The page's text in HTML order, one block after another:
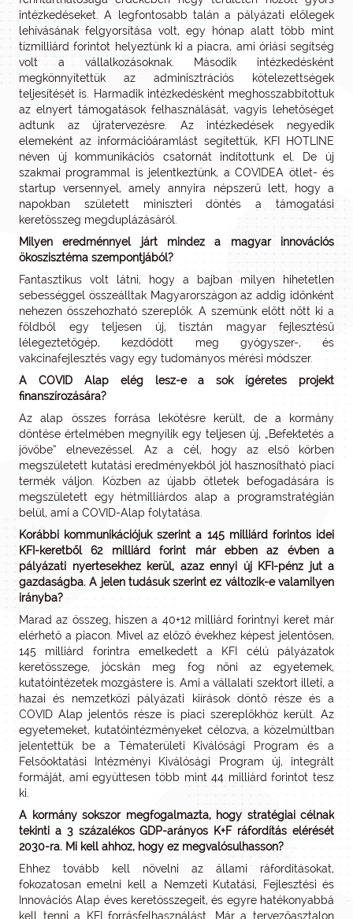
intézkedéseket. A legfontosabb talán a pályázati előlegek
lehívásának felgyorsítása volt, egy hónap alatt több mint
tízmilliárd forintot helyeztünk ki a piacra, ami óriási segítség
volt a vállalkozásoknak. Második intézkedésként
megkönnyítettük az adminisztrációs kötelezettségek
teljesítését is. Harmadik intézkedésként meghosszabbítottuk
az elnyert támogatások felhasználását, vagyis lehetőséget
adtunk az újratervezésre. Az intézkedések negyedik
elemeként az információáramlást segítettük, KFI HOTLINE
néven új kommunikációs csatornát indítottunk el. De új
szakmai programmal is jelentkeztünk, a COVIDEA ötlet- és
startup versennyel, amely annyira népszerű lett, hogy a
napokban született miniszteri döntés a támogatási
keretösszeg megduplázásáról.
Milyen eredménnyel járt mindez a magyar innovációs
ökoszisztéma szempontjából?
Fantasztikus volt látni, hogy a bajban milyen hihetetlen
sebességgel összeálltak Magyarországon az addig időnként
nehezen összehozható szereplők. A szemünk előtt nőtt ki a
földből egy teljesen új, tisztán magyar fejlesztésű
lélegeztetőgép, kezdődött meg gyógyszer-, és
vakcinafejlesztés vagy egy tudományos mérési módszer.
A COVID Alap elég lesz-e a sok ígéretes projekt
finanszírozására?
Az alap összes forrása lekötésre került, de a kormány
döntése értelmében megnyílik egy teljesen új, „Befektetés a
jövőbe” elnevezéssel. Az a cél, hogy az első körben
megszületett kutatási eredményekből jól hasznosítható piaci
termék váljon. Közben az újabb ötletek befogadására is
megszületett egy hétmilliárdos alap a programstratégián
belül, ami a COVID-Alap folytatása.
Korábbi kommunikációjuk szerint a 145 milliárd forintos idei
KFI-keretből 62 milliárd forint már ebben az évben a
pályázati nyertesekhez kerül, azaz ennyi új KFI-pénz jut a
gazdaságba. A jelen tudásuk szerint ez változik-e valamilyen
irányba?
Marad az összeg, hiszen a 40+12 milliárd forintnyi keret már
elérhető a piacon. Mivel az előző évekhez képest jelentősen,
145 milliárd forintra emelkedett a KFI célú pályázatok
keretösszege, jócskán meg fog nőni az egyetemek,
kutatóintézetek mozgástere is. Ami a vállalati szektort illeti, a
hazai és nemzetközi pályázati kiírások döntő része és a
COVID Alap jelentős része is piaci szereplőkhöz került. Az
egyetemeket, kutatóintézményeket célozva, a közelmúltban
jelentettük be a Tématerületi Kiválósági Program és a
Felsőoktatási Intézményi Kiválósági Program új, integrált
formáját, ami együttesen több mint 44 milliárd forintot tesz
ki.
A kormány sokszor megfogalmazta, hogy stratégiai célnak
tekinti a 3 százalékos GDP-arányos K+F ráfordítás elérését
2030-ra. Mi kell ahhoz, hogy ez megvalósulhasson?
Ehhez tovább kell növelni az állami ráfordításokat,
fokozatosan emelni kell a Nemzeti Kutatási, Fejlesztési és
Innovációs Alap éves keretösszegeit, és egyre hatékonyabbá
kell tenni a KFI forrásfelhasználást. Már a tervezőasztalon